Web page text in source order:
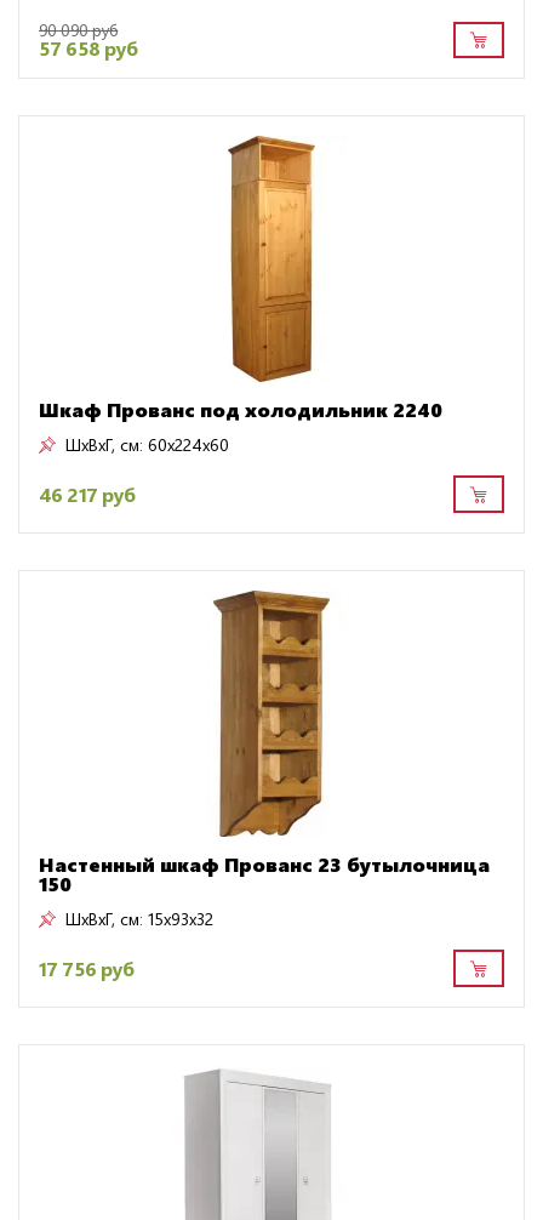
90 090 руб
57 658 руб
Шкаф Прованс под холодильник 2240
ШxВxГ, см: 60x224x60
46 217 руб
Настенный шкаф Прованс 23 бутылочница
150
ШxВxГ, см: 15x93x32
17 756 руб